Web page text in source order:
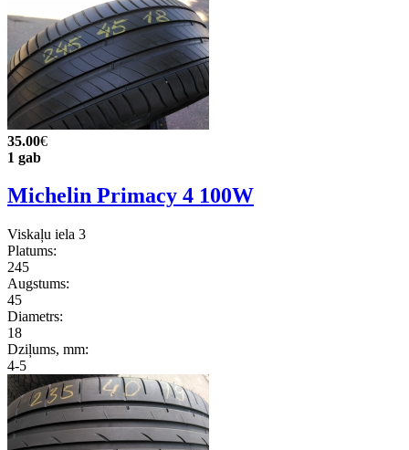
35.00€
1 gab
Michelin Primacy 4 100W
Viskaļu iela 3
Platums:
245
Augstums:
45
Diametrs:
18
Dziļums, mm:
4-5